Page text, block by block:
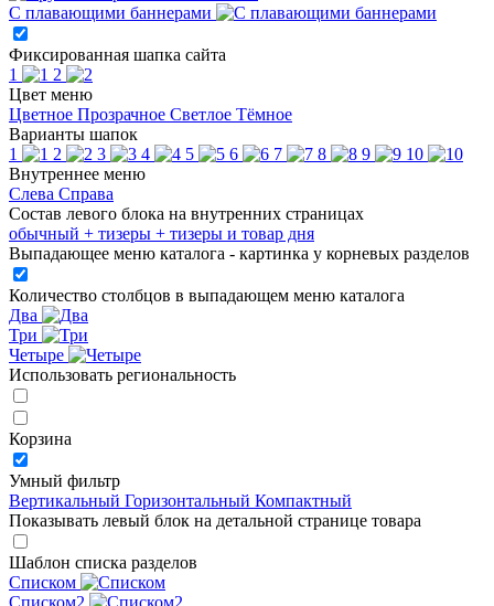
С плавающими баннерами
Фиксированная шапка сайта
1
2
Цвет меню
Цветное Прозрачное Светлое Тёмное
Варианты шапок
1
2 3 4 5 6 7 8 9
10
Внутреннее меню
Слева Справа
Состав левого блока на внутренних страницах
обычный + тизеры + тизеры и товар дня
Выпадающее меню каталога - картинка у корневых разделов
Количество столбцов в выпадающем меню каталога
Два
Три
Четыре
Использовать региональность
Корзина
Умный фильтр
Вертикальный Горизонтальный Компактный
Показывать левый блок на детальной странице товара
Шаблон списка разделов
Списком
Списком2